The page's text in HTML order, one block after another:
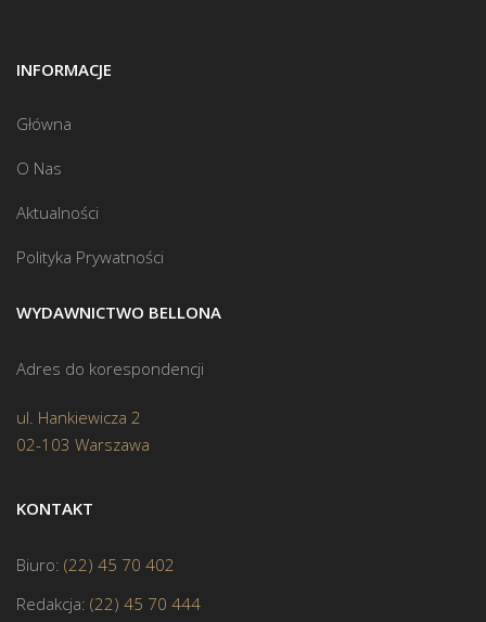
INFORMACJE
Główna
O Nas
Aktualności
Polityka Prywatności
WYDAWNICTWO BELLONA
Adres do korespondencji
ul. Hankiewicza 2
02-103 Warszawa
KONTAKT
Biuro: (22) 45 70 402
Redakcja: (22) 45 70 444